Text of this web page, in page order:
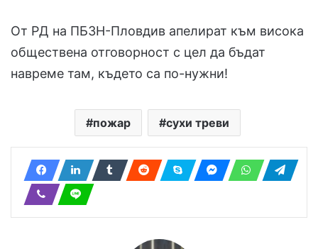
От РД на ПБЗН-Пловдив апелират към висока
обществена отговорност с цел да бъдат
навреме там, където са по-нужни!
пожар сухи треви